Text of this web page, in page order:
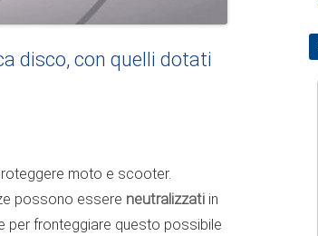
disco, con quelli dotati
moto e scooter.
possono essere neutralizzati in
per fronteggiare questo possibile